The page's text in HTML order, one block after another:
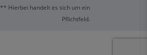
** Hierbei handelt es sich um ein
Pflichtfeld.